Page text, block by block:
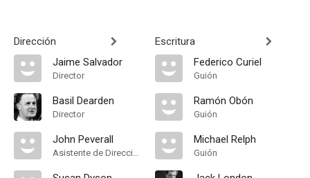
Dirección
Jaime Salvador
Director
Basil Dearden
Director
John Peverall
Asistente de Dirección
Escritura
Federico Curiel
Guión
Ramón Obón
Guión
Michael Relph
Guión